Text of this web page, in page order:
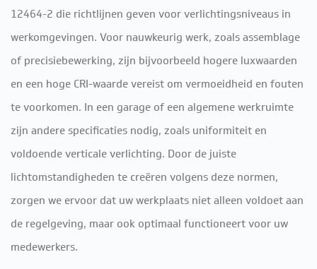
12464-2 die richtlijnen geven voor verlichtingsniveaus in
werkomgevingen. Voor nauwkeurig werk, zoals assemblage
of precisiebewerking, zijn bijvoorbeeld hogere luxwaarden
en een hoge CRI-waarde vereist om vermoeidheid en fouten
te voorkomen. In een garage of een algemene werkruimte
zijn andere specificaties nodig, zoals uniformiteit en
voldoende verticale verlichting. Door de juiste
lichtomstandigheden te creëren volgens deze normen,
zorgen we ervoor dat uw werkplaats niet alleen voldoet aan
de regelgeving, maar ook optimaal functioneert voor uw
medewerkers.